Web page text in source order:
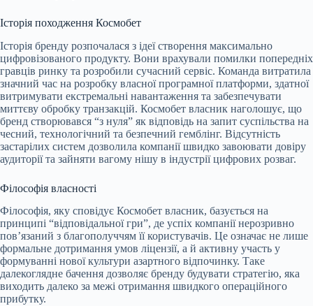
Історія походження Космобет
Історія бренду розпочалася з ідеї створення максимально
цифровізованого продукту. Вони врахували помилки попередніх
гравців ринку та розробили сучасний сервіс. Команда витратила
значний час на розробку власної програмної платформи, здатної
витримувати екстремальні навантаження та забезпечувати
миттєву обробку транзакцій. Космобет власник наголошує, що
бренд створювався “з нуля” як відповідь на запит суспільства на
чесний, технологічний та безпечний гемблінг. Відсутність
застарілих систем дозволила компанії швидко завоювати довіру
аудиторії та зайняти вагому нішу в індустрії цифрових розваг.
Філософія власності
Філософія, яку сповідує Космобет власник, базується на
принципі “відповідальної гри”, де успіх компанії нерозривно
пов’язаний з благополуччям її користувачів. Це означає не лише
формальне дотримання умов ліцензії, а й активну участь у
формуванні нової культури азартного відпочинку. Таке
далекоглядне бачення дозволяє бренду будувати стратегію, яка
виходить далеко за межі отримання швидкого операційного
прибутку.